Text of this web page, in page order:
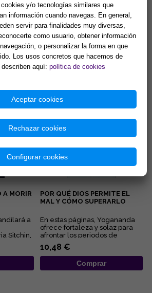
el
ALEGRÍA
Esta deliciosa colección de
libritos en formato bolsillo te
A MORIR
a
Sitchin,
POR QUÉ DIOS PERMITE EL
MAL Y CÓMO SUPERARLO
En estas páginas, Yogananda
ofrece fortaleza y solaz para
afrontar los periodos de
adversidad al esclarecer lo...
10,48 €
Comprar
y/o tecnologías similares que
información cuando navegas. En general,
servir para finalidades muy diversas,
como usuario, obtener información
o personalizar la forma en que
Los usos concretos que hacemos de
aquí: política de cookies
Aceptar cookies
Rechazar cookies
Configurar cookies